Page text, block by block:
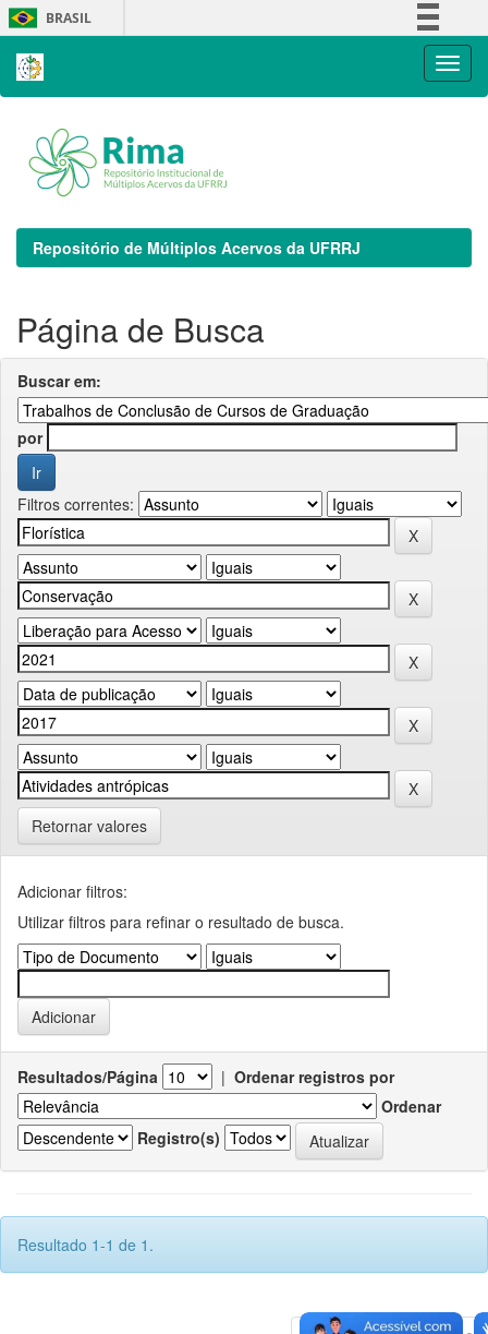
Skip
navigation
BRASIL
Repositório de Múltiplos Acervos da UFRRJ
Página de Busca
Buscar em:
por
Filtros correntes:
Retornar valores
Adicionar filtros:
Utilizar filtros para refinar o resultado de busca.
Resultados/Página | Ordenar registros por
Ordenar
Registro(s)
Resultado 1-1 de 1.